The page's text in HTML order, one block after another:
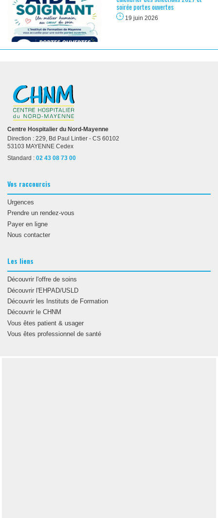
soirée portes ouvertes
19 juin 2026
Centre Hospitalier du Nord-Mayenne
Direction : 229, Bd Paul Lintier - CS 60102
53103 MAYENNE Cedex
Standard : 02 43 08 73 00
Vos raccourcis
Urgences
Prendre un rendez-vous
Payer en ligne
Nous contacter
Les liens
Découvrir l'offre de soins
Découvrir l'EHPAD/USLD
Découvrir les Instituts de Formation
Découvrir le CHNM
Vous êtes patient & usager
Vous êtes professionnel de santé